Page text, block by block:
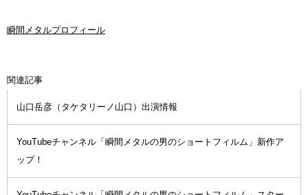
瞬間メタルプロフィール
関連記事
山口岳彦（タケタリーノ山口）出演情報
YouTubeチャンネル「瞬間メタルの男のショートフィルム」新作ア
ップ！